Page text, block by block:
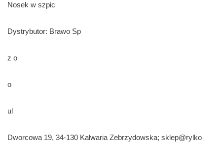
Nosek w szpic
Dystrybutor: Brawo Sp
z o
o
ul
Dworcowa 19, 34-130 Kalwaria Zebrzydowska; sklep@rylko